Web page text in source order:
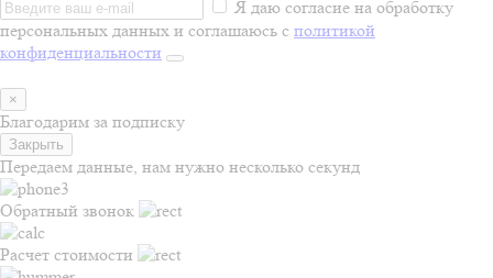
Я даю согласие на обработку
персональных данных и соглашаюсь с политикой
конфиденциальности
×
Благодарим за подписку
Закрыть
Передаем данные, нам нужно несколько секунд
Обратный звонок
Расчет стоимости